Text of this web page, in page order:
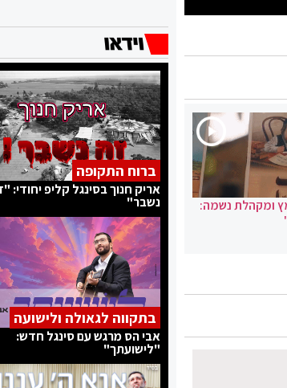
ומקהלת נשמה:
ברוח התקופה
אריק חנוך בסינגל קליפ יחודי:
נשבר"
בתקווה לגאולה ולישועה
אבי הס מרגש עם סינגל חדש:
"לישועתך"